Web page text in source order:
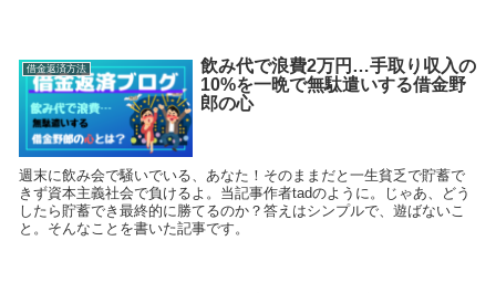
借金返済方法
飲み代で浪費2万円…手取り収入の
10%を一晩で無駄遣いする借金野
郎の心
週末に飲み会で騒いでいる、あなた！そのままだと一生貧乏で貯蓄で
きず資本主義社会で負けるよ。当記事作者tadのように。じゃあ、どう
したら貯蓄でき最終的に勝てるのか？答えはシンプルで、遊ばないこ
と。そんなことを書いた記事です。